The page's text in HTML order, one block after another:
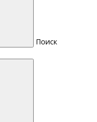
Поиск